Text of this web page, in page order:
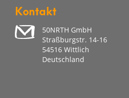
Kontakt
50NRTH GmbH
Straßburgstr. 14-16
54516 Wittlich
Deutschland